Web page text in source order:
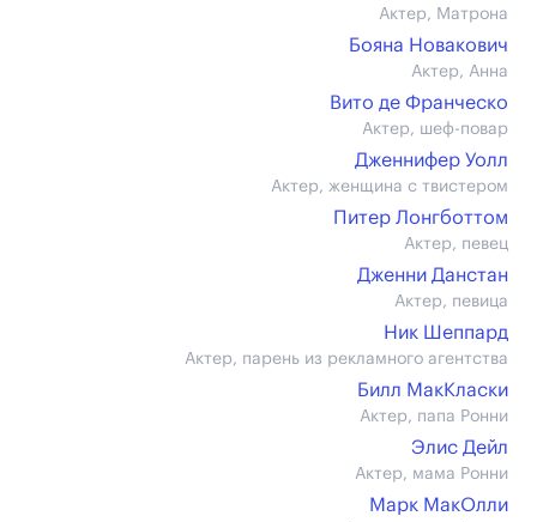
Актер, Матрона
Бояна Новакович
Актер, Анна
Вито де Франческо
Актер, шеф-повар
Дженнифер Уолл
Актер, женщина с твистером
Питер Лонгботтом
Актер, певец
Дженни Данстан
Актер, певица
Ник Шеппард
Актер, парень из рекламного агентства
Билл МакКласки
Актер, папа Ронни
Элис Дейл
Актер, мама Ронни
Марк МакОлли